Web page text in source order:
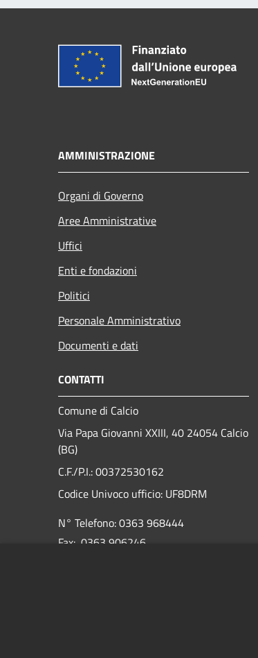
AMMINISTRAZIONE
Organi di Governo
Aree Amministrative
Uffici
Enti e fondazioni
Politici
Personale Amministrativo
Documenti e dati
CONTATTI
Comune di Calcio
Via Papa Giovanni XXIII, 40 24054 Calcio
(BG)
C.F./P.I.: 00372530162
Codice Univoco ufficio: UF8DRM
N° Telefono: 0363 968444
Fax: 0363 906246